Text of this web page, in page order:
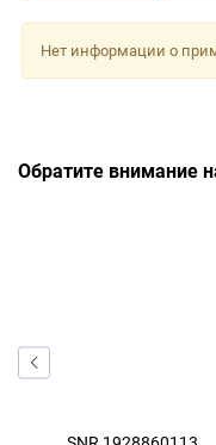
Нет информации о
Обратите внимание